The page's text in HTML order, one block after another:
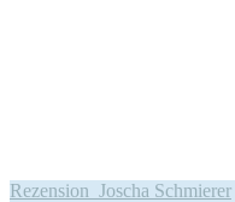
Rezension Joscha Schmierer